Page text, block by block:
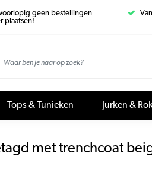
geen bestellingen
plaatsen!
Tops & Tunieken Jurken &
met trenchcoat